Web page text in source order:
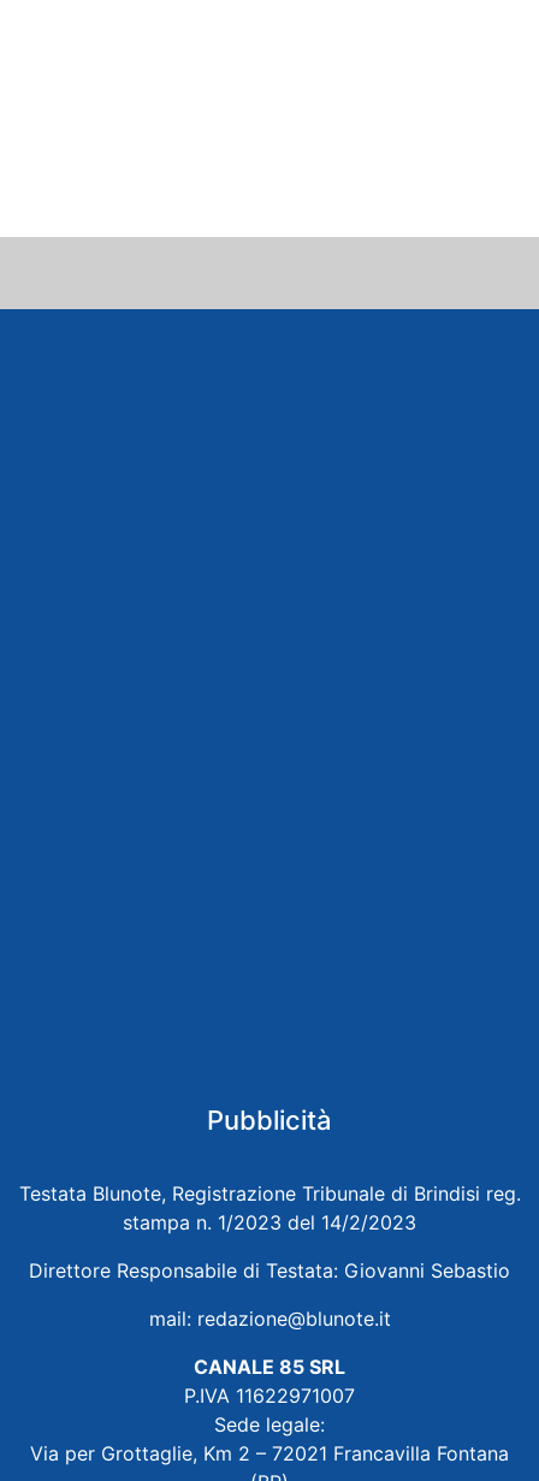
Pubblicità
Testata Blunote, Registrazione Tribunale di Brindisi reg.
stampa n. 1/2023 del 14/2/2023
Direttore Responsabile di Testata: Giovanni Sebastio
mail: redazione@blunote.it
CANALE 85 SRL
P.IVA 11622971007
Sede legale:
Via per Grottaglie, Km 2 – 72021 Francavilla Fontana